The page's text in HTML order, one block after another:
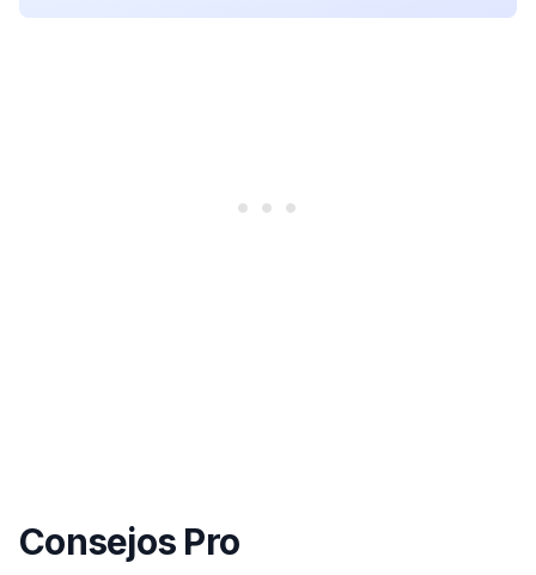
Consejos Pro